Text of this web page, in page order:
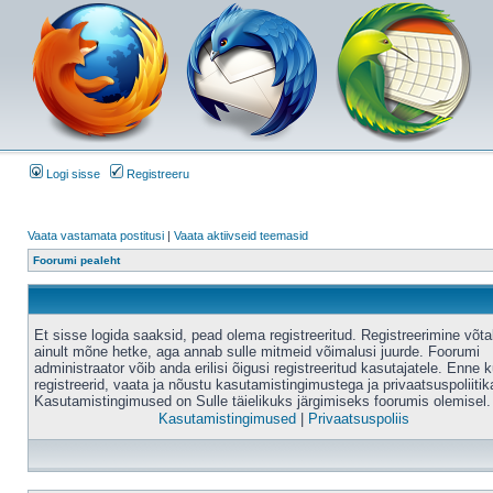
Logi sisse Registreeru
Vaata vastamata postitusi | Vaata aktiivseid teemasid
Foorumi pealeht
Et sisse logida saaksid, pead olema registreeritud. Registreerimine
ainult mõne hetke, aga annab sulle mitmeid võimalusi juurde. Foorumi
administraator võib anda erilisi õigusi registreeritud kasutajatele. Enne
registreerid, vaata ja nõustu kasutamistingimustega ja
Kasutamistingimused on Sulle täielikuks järgimiseks foorumis olemisel.
Kasutamistingimused
Privaatsuspoliis